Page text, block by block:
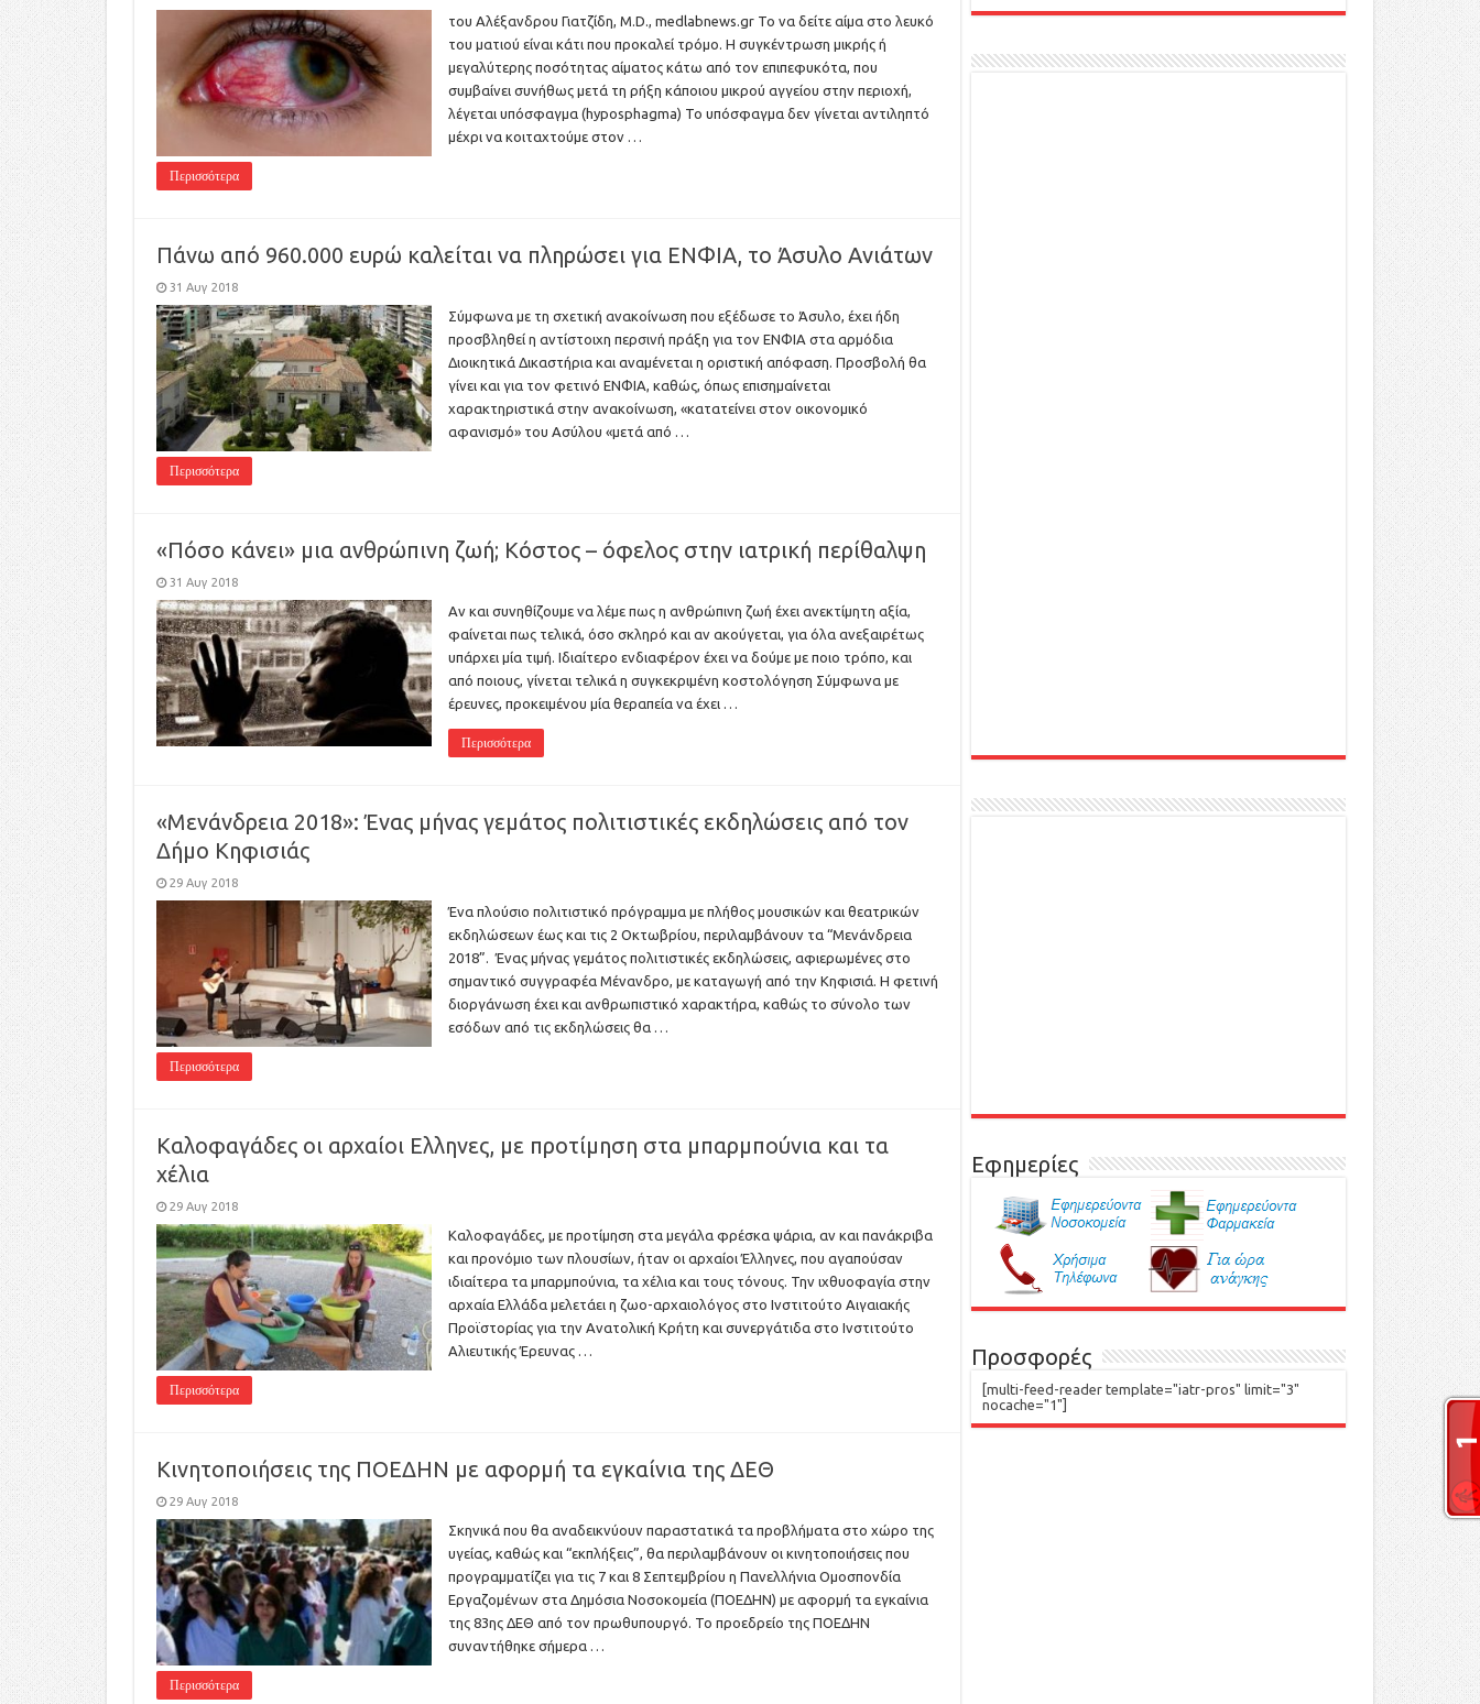
του Αλέξανδρου Γιατζίδη, M.D., medlabnews.gr Το να δείτε αίμα στο λευκό
του ματιού είναι κάτι που προκαλεί τρόμο. H συγκέντρωση μικρής ή
μεγαλύτερης ποσότητας αίματος κάτω από τον επιπεφυκότα, που
συμβαίνει συνήθως μετά τη ρήξη κάποιου μικρού αγγείου στην περιοχή,
λέγεται υπόσφαγμα (hyposphagma) Το υπόσφαγμα δεν γίνεται αντιληπτό
μέχρι να κοιταχτούμε στον …
Περισσότερα
Πάνω από 960.000 ευρώ καλείται να πληρώσει για ΕΝΦΙΑ, το Άσυλο Ανιάτων
31 Αυγ 2018
Σύμφωνα με τη σχετική ανακοίνωση που εξέδωσε το Άσυλο, έχει ήδη
προσβληθεί η αντίστοιχη περσινή πράξη για τον ΕΝΦΙΑ στα αρμόδια
Διοικητικά Δικαστήρια και αναμένεται η οριστική απόφαση. Προσβολή θα
γίνει και για τον φετινό ΕΝΦΙΑ, καθώς, όπως επισημαίνεται
χαρακτηριστικά στην ανακοίνωση, «κατατείνει στον οικονομικό
αφανισμό» του Ασύλου «μετά από …
Περισσότερα
«Πόσο κάνει» μια ανθρώπινη ζωή; Κόστος – όφελος στην ιατρική περίθαλψη
31 Αυγ 2018
Αν και συνηθίζουμε να λέμε πως η ανθρώπινη ζωή έχει ανεκτίμητη αξία,
φαίνεται πως τελικά, όσο σκληρό και αν ακούγεται, για όλα ανεξαιρέτως
υπάρχει μία τιμή. Ιδιαίτερο ενδιαφέρον έχει να δούμε με ποιο τρόπο, και
από ποιους, γίνεται τελικά η συγκεκριμένη κοστολόγηση Σύμφωνα με
έρευνες, προκειμένου μία θεραπεία να έχει …
Περισσότερα
«Μενάνδρεια 2018»: Ένας μήνας γεμάτος πολιτιστικές εκδηλώσεις από τον
Δήμο Κηφισιάς
29 Αυγ 2018
Ένα πλούσιο πολιτιστικό πρόγραμμα με πλήθος μουσικών και θεατρικών
εκδηλώσεων έως και τις 2 Οκτωβρίου, περιλαμβάνουν τα “Μενάνδρεια
2018”. Ένας μήνας γεμάτος πολιτιστικές εκδηλώσεις, αφιερωμένες στο
σημαντικό συγγραφέα Μένανδρο, με καταγωγή από την Κηφισιά. Η φετινή
διοργάνωση έχει και ανθρωπιστικό χαρακτήρα, καθώς το σύνολο των
εσόδων από τις εκδηλώσεις θα …
Περισσότερα
Καλοφαγάδες οι αρχαίοι Ελληνες, με προτίμηση στα μπαρμπούνια και τα
χέλια
29 Αυγ 2018
Καλοφαγάδες, με προτίμηση στα μεγάλα φρέσκα ψάρια, αν και πανάκριβα
και προνόμιο των πλουσίων, ήταν οι αρχαίοι Έλληνες, που αγαπούσαν
ιδιαίτερα τα μπαρμπούνια, τα χέλια και τους τόνους. Την ιχθυοφαγία στην
αρχαία Ελλάδα μελετάει η ζωο-αρχαιολόγος στο Ινστιτούτο Αιγαιακής
Προϊστορίας για την Ανατολική Κρήτη και συνεργάτιδα στο Ινστιτούτο
Αλιευτικής Έρευνας …
Περισσότερα
Κινητοποιήσεις της ΠΟΕΔΗΝ με αφορμή τα εγκαίνια της ΔΕΘ
29 Αυγ 2018
Σκηνικά που θα αναδεικνύουν παραστατικά τα προβλήματα στο χώρο της
υγείας, καθώς και “εκπλήξεις”, θα περιλαμβάνουν οι κινητοποιήσεις που
προγραμματίζει για τις 7 και 8 Σεπτεμβρίου η Πανελλήνια Ομοσπονδία
Εργαζομένων στα Δημόσια Νοσοκομεία (ΠΟΕΔΗΝ) με αφορμή τα εγκαίνια
της 83ης ΔΕΘ από τον πρωθυπουργό. Το προεδρείο της ΠΟΕΔΗΝ
συναντήθηκε σήμερα …
Περισσότερα
Εφημερίες
Προσφορές
[multi-feed-reader template="iatr-pros" limit="3"
nocache="1"]